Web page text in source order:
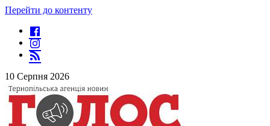
Перейти до контенту
10 Серпня 2026